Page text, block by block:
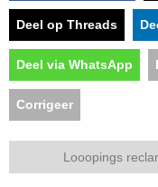
Deel op Threads
Deel via WhatsApp
Corrigeer
Looopings